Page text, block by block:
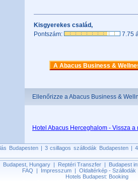
Kisgyerekes család,
Pontszám:
7.75
A Abacus Business &
Ellenőrizze a Abacus Business &
Hotel Abacus Herceghalom - Vissza a
Budapesten| 3 csillagos szállodák Budapesten|
Budapest, Hungary| Reptéri Transzfer|
Budapest
FAQ | Impresszum| Oldaltérkép - Szállodák
Hotels Budapest: Booking